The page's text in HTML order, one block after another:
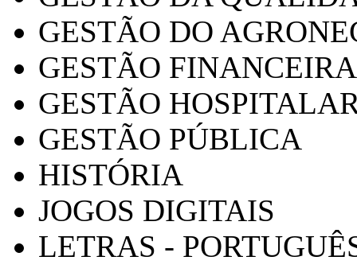
GESTÃO DO
GESTÃO FINANCEIRA
GESTÃO
GESTÃO PÚBLICA
HISTÓRIA
JOGOS DIGITAIS
LETRAS -